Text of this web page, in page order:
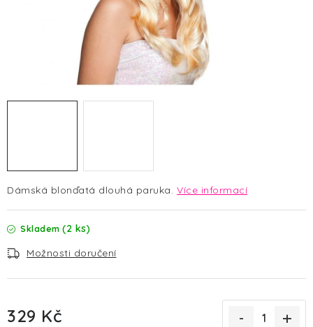
Dámská blonďatá dlouhá paruka. Více informací
Skladem (2 ks)
Možnosti doručení
329 Kč